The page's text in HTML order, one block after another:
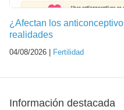
¿Afectan los
realidades
04/08/2026 | Fertilidad
Información destacada